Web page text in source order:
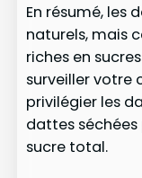
En résumé, les
naturels, mais
riches en
surveiller
privilégier les
dattes
sucre total.